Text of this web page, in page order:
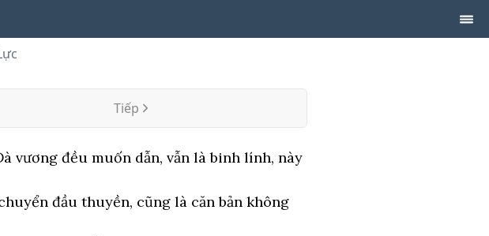
Tiếp
vương đều muốn dẫn, vẫn là binh lính, này
đầu thuyền, cũng là căn bản không